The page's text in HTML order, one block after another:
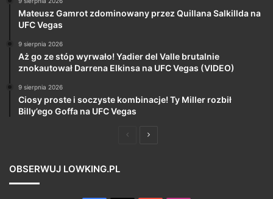
Mateusz Gamrot zdominowany przez Quillana Salkillda na
UFC Vegas
9 sierpnia 2026
Aż go ze stóp wyrwało! Yadier del Valle brutalnie
znokautował Darrena Elkinsa na UFC Vegas (VIDEO)
9 sierpnia 2026
Ciosy proste i soczyste kombinacje! Ty Miller rozbił
Billy’ego Goffa na UFC Vegas
PoprzedniaNastępna
OBSERWUJ LOWKING.PL